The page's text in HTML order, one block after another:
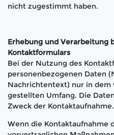
nicht zugestimmt haben.
Erhebung und Verarbeitung
Kontaktformulars
Bei der Nutzung des
personenbezogenen Daten
Nachrichtentext) nur in dem
gestellten Umfang. Die
Zweck der Kontaktaufnahme.
Wenn die Kontaktaufnahme